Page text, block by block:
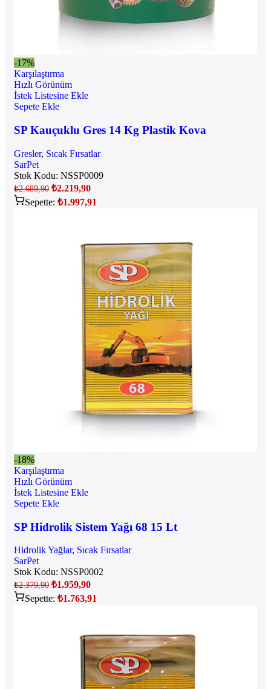
-17%
Karşılaştırma
Hızlı Görünüm
İstek Listesine Ekle
Sepete Ekle
SP Kauçuklu Gres 14 Kg Plastik Kova
Gresler, Sıcak Fırsatlar
SarPet
Stok Kodu: NSSP0009
₺2.689,90 ₺2.219,90
Sepette: ₺1.997,91
-18%
Karşılaştırma
Hızlı Görünüm
İstek Listesine Ekle
Sepete Ekle
SP Hidrolik Sistem Yağı 68 15 Lt
Hidrolik Yağlar, Sıcak Fırsatlar
SarPet
Stok Kodu: NSSP0002
₺2.379,90 ₺1.959,90
Sepette: ₺1.763,91